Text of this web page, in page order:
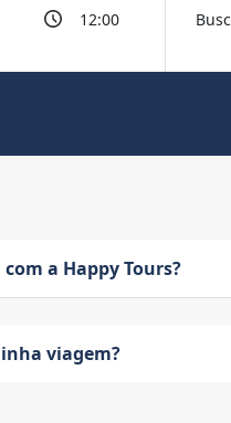
a Happy Tours?
viagem?